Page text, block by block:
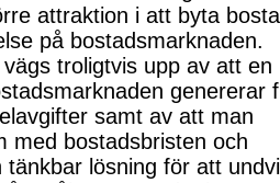
attraktion i att byta
på bostadsmarknaden.
vägs troligtvis upp av atten
genererar
samtavatt man
med bostadsbristen och
tänkbar lösning för att